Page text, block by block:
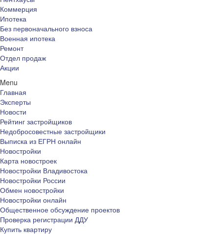
Коммерция
Ипотека
Без первоначального взноса
Военная ипотека
Ремонт
Отдел продаж
Акции
Menu
Главная
Эксперты
Новости
Рейтинг застройщиков
Недобросовестные застройщики
Выписка из ЕГРН онлайн
Новостройки
Карта новостроек
Новостройки Владивостока
Новостройки России
Обмен новостройки
Новостройки онлайн
Общественное обсуждение проектов
Проверка регистрации ДДУ
Купить квартиру